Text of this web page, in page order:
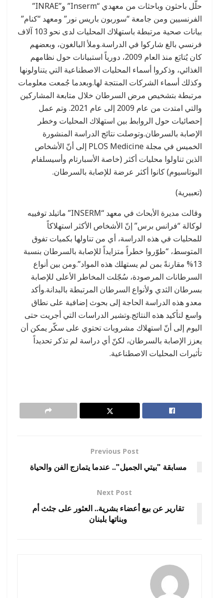
حلّل باحثون وباحثات من معهدي “Inserm” و”INRAE”
الفرنسيين ومن جامعة “سوربون باريس نور” ومعهد “كنام”
بيانات صحية مرتبطة باستهلاك المحليات لدى نحو 103 آلاف
فرنسي بالغ شاركوا في الدراسة.وملأ البالغون، وبعضهم
كان يُتابَع منذ العام 2009، دورياً استبيانات حول نظامهم
الغذائي، وذكروا أسماء المحليات الاصطناعية التي يتناولونها
وكذلك أسماء الشركات المنتجة لها.وبعدما جُمعت معلومات
مرتبطة بتشخيص مرض السرطان خلال متابعة المشاركين
والتي امتدت من عام 2009 إلى عام 2021. وتم عمل
إحصائيات حول الروابط بين استهلاك المحليات وخطر
الإصابة بالسرطان.وتوصلت نتائج الدراسة المنشورة
الخميس في مجلة PLOS Medicine إلى أنّ الأشخاص
الذين تناولوا محليات أكثر (خاصة الأسبارتام وأسيسلفام
البوتاسيوم) كانوا أكثر عرضة للإصابة بالسرطان.
(تعبيرية)
وقالت مديرة الأبحاث في معهد “INSERM” ماتيلد توفييه
لوكالة “فرانس برس” إنّ الأشخاص الأكثر استهلاكاً
للمحليات في هذه الدراسة، أي من تناولها بكميات تفوق
المتوسط، “طوّروا خطراً متزايداً للإصابة بالسرطان بنسبة
13% مقارنةً بمن لم يستهلك هذه المواد”.ومن بين أنواع
السرطانات المرصودة، سُجّلت المخاطر الأعلى للإصابة
بسرطان الثدي ولأنواع السرطان المرتبطة بالبدانة.وأكد
معدو هذه الدراسة الحاجة إلى بحوث إضافية على نطاق
واسع لتأكيد هذه النتائج.وتشير الدراسات التي أجريت حتى
اليوم إلى أنّ استهلاك مشروبات تحتوي على سكّر يمكن أن
يعزز الإصابة بالسرطان، لكنّ أي دراسة لم تذكر تحديداً
تأثيرات المحليات الاصطناعية.
Previous Post
مسابقة "بيتي الجميل".. عندما يتمازج الفن والحياة
Next Post
تقارير عن بيع أعضاء بشرية.. العثور على جثث أم
وبناتها بلبنان